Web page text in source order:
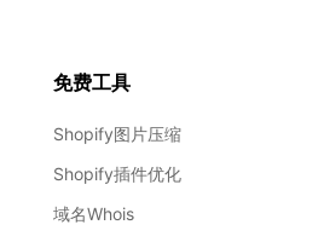
免费工具
Shopify图片压缩
Shopify插件优化
域名Whois